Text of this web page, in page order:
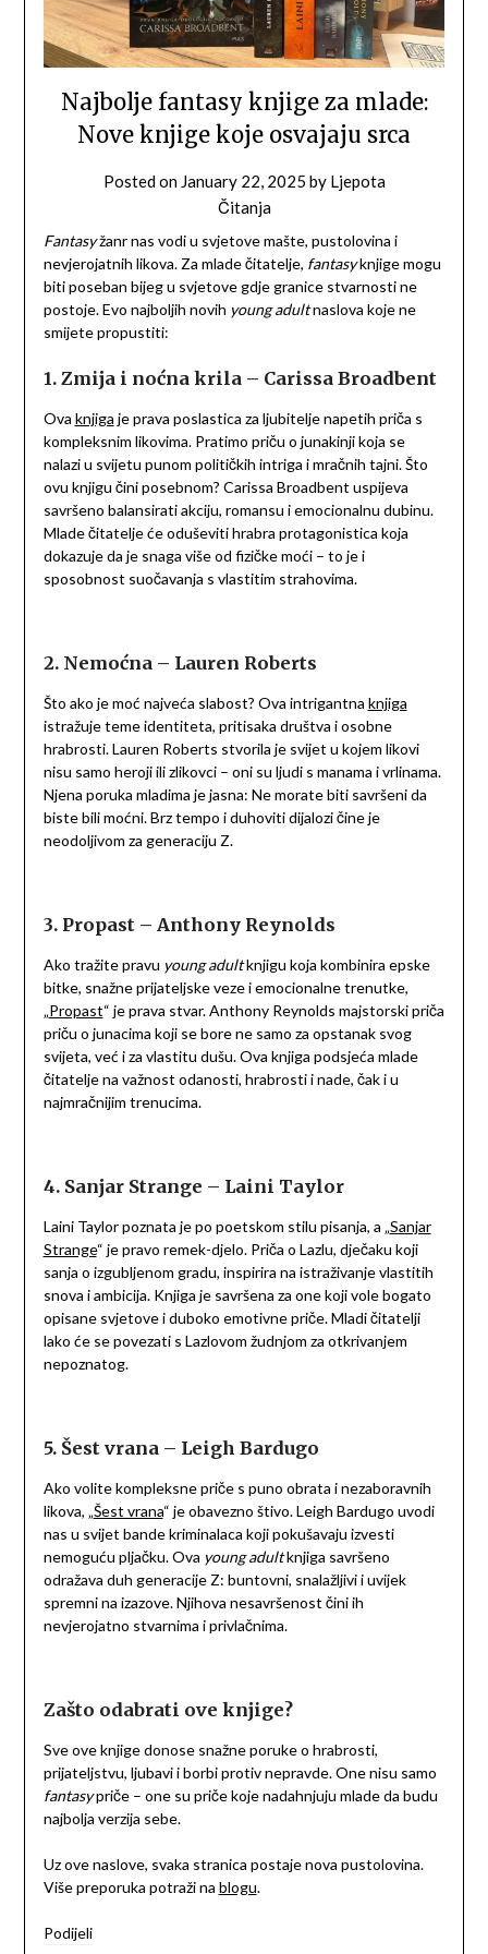
Najbolje fantasy knjige za mlade:
Nove knjige koje osvajaju srca
Posted on January 22, 2025 by Ljepota
Čitanja
Fantasyžanr nas vodi u svjetove mašte, pustolovina i
nevjerojatnih likova. Za mlade čitatelje, fantasyknjige mogu
biti poseban bijeg u svjetove gdje granice stvarnosti ne
postoje. Evo najboljih novih young adultnaslova koje ne
smijete propustiti:
1. Zmija i noćna krila – Carissa Broadbent
Ova knjiga je prava poslastica za ljubitelje napetih priča s
kompleksnim likovima. Pratimo priču o junakinji koja se
nalazi u svijetu punom političkih intriga i mračnih tajni. Što
ovu knjigu čini posebnom? Carissa Broadbent uspijeva
savršeno balansirati akciju, romansu i emocionalnu dubinu.
Mlade čitatelje će oduševiti hrabra protagonistica koja
dokazuje da je snaga više od fizičke moći – to je i
sposobnost suočavanja s vlastitim strahovima.
2. Nemoćna – Lauren Roberts
Što ako je moć najveća slabost? Ova intrigantna knjiga
istražuje teme identiteta, pritisaka društva i osobne
hrabrosti. Lauren Roberts stvorila je svijet u kojem likovi
nisu samo heroji ili zlikovci – oni su ljudi s manama i vrlinama.
Njena poruka mladima je jasna: Ne morate biti savršeni da
biste bili moćni. Brz tempo i duhoviti dijalozi čine je
neodoljivom za generaciju Z.
3. Propast – Anthony Reynolds
Ako tražite pravu young adultknjigu koja kombinira epske
bitke, snažne prijateljske veze i emocionalne trenutke,
„Propast“ je prava stvar. Anthony Reynolds majstorski priča
priču o junacima koji se bore ne samo za opstanak svog
svijeta, već i za vlastitu dušu. Ova knjiga podsjeća mlade
čitatelje na važnost odanosti, hrabrosti i nade, čak i u
najmračnijim trenucima.
4. Sanjar Strange – Laini Taylor
Laini Taylor poznata je po poetskom stilu pisanja, a „Sanjar
Strange“ je pravo remek-djelo. Priča o Lazlu, dječaku koji
sanja o izgubljenom gradu, inspirira na istraživanje vlastitih
snova i ambicija. Knjiga je savršena za one koji vole bogato
opisane svjetove i duboko emotivne priče. Mladi čitatelji
lako će se povezati s Lazlovom žudnjom za otkrivanjem
nepoznatog.
5. Šest vrana – Leigh Bardugo
Ako volite kompleksne priče s puno obrata i nezaboravnih
likova, „Šest vrana“ je obavezno štivo. Leigh Bardugo uvodi
nas u svijet bande kriminalaca koji pokušavaju izvesti
nemoguću pljačku. Ova young adultknjiga savršeno
odražava duh generacije Z: buntovni, snalažljivi i uvijek
spremni na izazove. Njihova nesavršenost čini ih
nevjerojatno stvarnima i privlačnima.
Zašto odabrati ove knjige?
Sve ove knjige donose snažne poruke o hrabrosti,
prijateljstvu, ljubavi i borbi protiv nepravde. One nisu samo
fantasypriče – one su priče koje nadahnjuju mlade da budu
najbolja verzija sebe.
Uz ove naslove, svaka stranica postaje nova pustolovina.
Više preporuka potraži na blogu.
Podijeli